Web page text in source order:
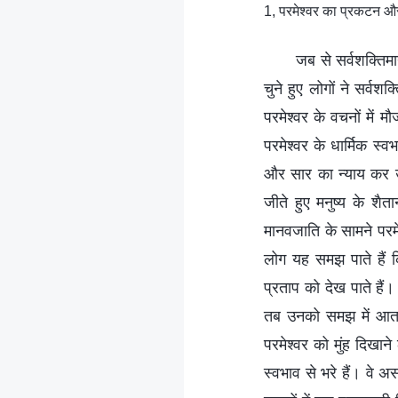
1, परमेश्वर का प्रकटन
जब से
चुने हुए लोगों ने
परमेश्वर के वचनों में
परमेश्वर के धार्मिक
और सार का न्याय कर
जीते हुए मनुष्य के
मानवजाति के सामने
लोग यह समझ पाते हैं
प्रताप को देख पाते
तब उनको समझ में
परमेश्वर को मुंह
स्वभाव से भरे हैं। वे